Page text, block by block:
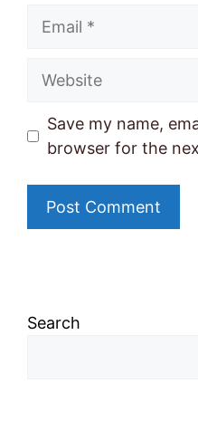
Website
Save my name,
browser for the
Search